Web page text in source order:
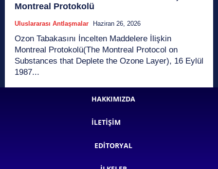
Montreal Protokolü
Uluslararası Antlaşmalar Haziran 26, 2026
Ozon Tabakasını İncelten Maddelere İlişkin
Montreal Protokolü(The Montreal Protocol on
Substances that Deplete the Ozone Layer), 16 Eylül
1987...
HAKKIMIZDA
İLETIŞIM
EDITORYAL